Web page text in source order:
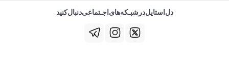
دل‌استایل‌در‌‌شبـکه‌های‌اجـتماعی‌دنبال‌کنید